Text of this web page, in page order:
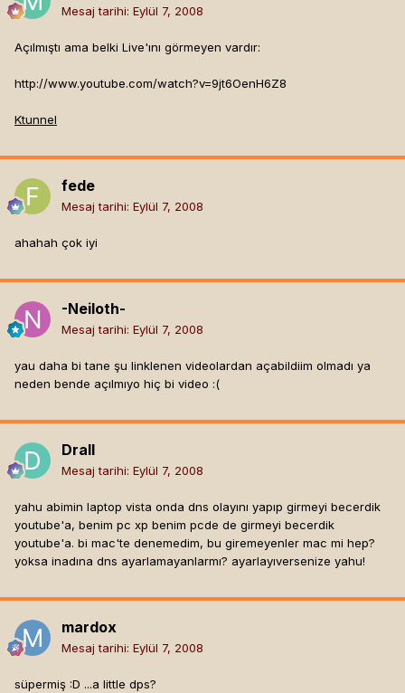
Mesaj tarihi: Eylül 7, 2008
Açılmıştı ama belki Live'ını görmeyen vardır:
http://www.youtube.com/watch?v=9jt6OenH6Z8
Ktunnel
fede
Mesaj tarihi: Eylül 7, 2008
ahahah çok iyi
-Neiloth-
Mesaj tarihi: Eylül 7, 2008
yau daha bi tane şu linklenen videolardan açabildiim olmadı ya
neden bende açılmıyo hiç bi video :(
Drall
Mesaj tarihi: Eylül 7, 2008
yahu abimin laptop vista onda dns olayını yapıp girmeyi becerdik
youtube'a, benim pc xp benim pcde de girmeyi becerdik
youtube'a. bi mac'te denemedim, bu giremeyenler mac mi hep?
yoksa inadına dns ayarlamayanlarmı? ayarlayıversenize yahu!
mardox
Mesaj tarihi: Eylül 7, 2008
süpermiş :D ...a little dps?